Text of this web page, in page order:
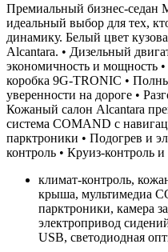
Премиальный бизнес-седан
идеальный выбор для тех,
динамику. Белый цвет
Alcantara. • Дизельный
экономичность и мощность •
коробка 9G-TRONIC •
уверенности на дороге •
Кожаный салон Alcantara
система COMAND с
парктроники • Подогрев и
контроль • Круиз-контроль
климат-контроль,
крыша, мультимедиа
парктроники, камера
электропривод
USB, светодиодная